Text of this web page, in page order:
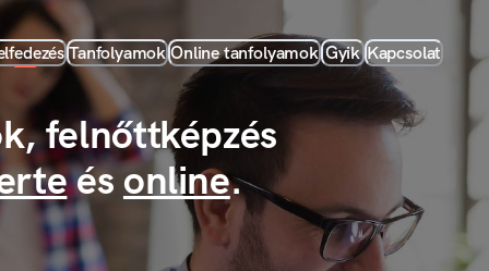
TanfolyamokOnline tanfolyamok Gyik Kapcsolat
felnőttképzés
ésonline.